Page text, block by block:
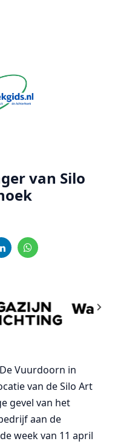
van Silo
Vuurdoorn in
van de Silo Art
gevel van het
aan de
week van 11 april